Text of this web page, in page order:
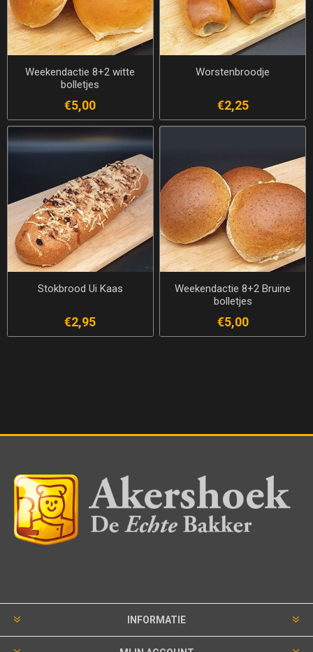
Weekendactie 8+2 witte
bolletjes
€5,00
Worstenbroodje
€2,25
Stokbrood Ui Kaas
€2,95
Weekendactie 8+2 Bruine
bolletjes
€5,00
INFORMATIE